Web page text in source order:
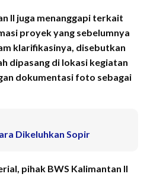
II juga menanggapi terkait
proyek yang sebelumnya
klarifikasinya, disebutkan
dipasang di lokasi kegiatan
dokumentasi foto sebagai
Dikeluhkan Sopir
pihak BWS Kalimantan II